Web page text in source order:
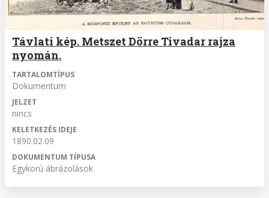
Távlati kép. Metszet Dörre Tivadar rajza
nyomán.
TARTALOMTÍPUS
Dokumentum
JELZET
nincs
KELETKEZÉS IDEJE
1890.02.09
DOKUMENTUM TÍPUSA
Egykorú ábrázolások